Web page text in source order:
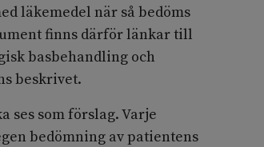
läkemedel när så bedöms
finns därför länkar till
basbehandling och
beskrivet.
ses som förslag. Varje
bedömning av patientens